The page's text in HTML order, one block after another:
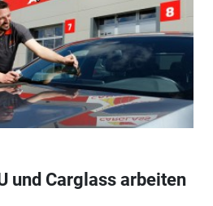
und Carglass arbeiten